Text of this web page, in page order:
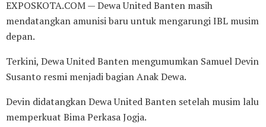
EXPOSKOTA.COM — Dewa United Banten masih
mendatangkan amunisi baru untuk mengarungi IBL musim
depan.
Terkini, Dewa United Banten mengumumkan Samuel Devin
Susanto resmi menjadi bagian Anak Dewa.
Devin didatangkan Dewa United Banten setelah musim lalu
memperkuat Bima Perkasa Jogja.